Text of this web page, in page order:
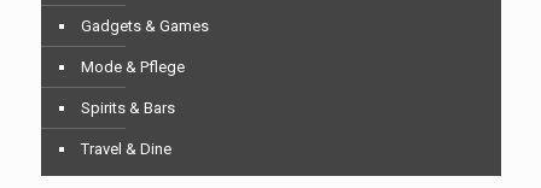
Gadgets & Games
Mode & Pflege
Spirits & Bars
Travel & Dine